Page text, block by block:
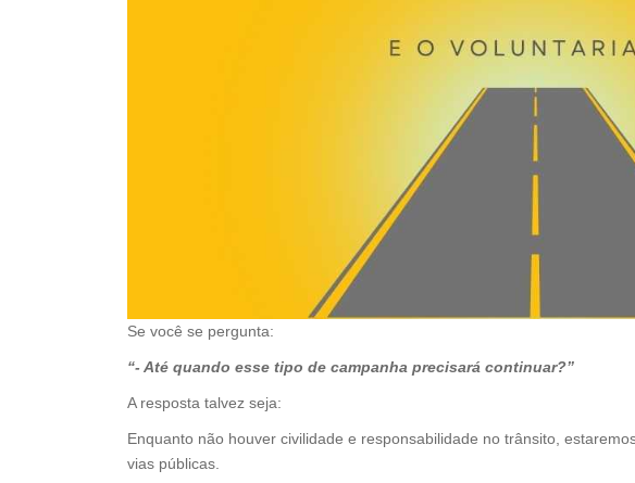
Se você se pergunta:
“- Até quando esse tipo de campanha precisará continuar?”
A resposta talvez seja:
Enquanto não houver civilidade e responsabilidade no trânsito,
vias públicas.